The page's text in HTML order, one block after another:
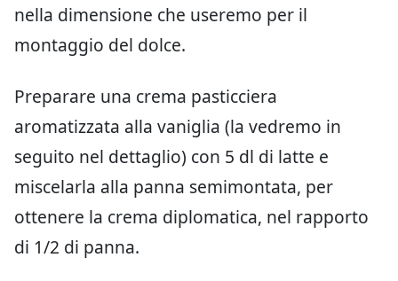
nella dimensione che useremo per il
montaggio del dolce.
Preparare una crema pasticciera
aromatizzata alla vaniglia (la vedremo in
seguito nel dettaglio) con 5 dl di latte e
miscelarla alla panna semimontata, per
ottenere la crema diplomatica, nel rapporto
di 1/2 di panna.